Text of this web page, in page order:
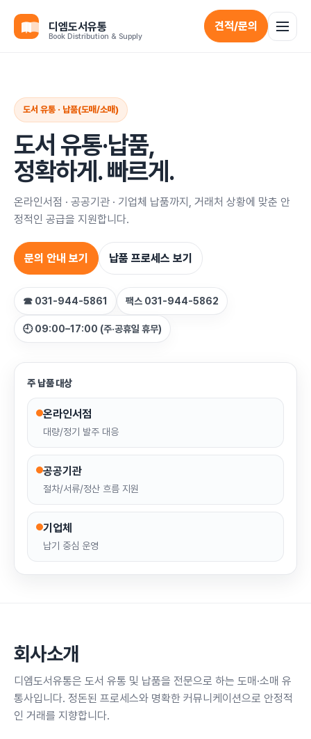
디엠도서유통
Book Distribution & Supply
견적/문의
도서 유통 · 납품(도매/소매)
도서 유통·납품,
정확하게. 빠르게.
온라인서점 · 공공기관 · 기업체 납품까지, 거래처 상황에 맞춘 안
정적인 공급을 지원합니다.
문의 안내 보기 납품 프로세스 보기
☎ 031-944-5861 팩스 031-944-5862
🕘 09:00–17:00 (주·공휴일 휴무)
주 납품 대상
온라인서점
대량/정기 발주 대응
공공기관
절차/서류/정산 흐름 지원
기업체
납기 중심 운영
회사소개
디엠도서유통은 도서 유통 및 납품을 전문으로 하는 도매·소매 유
통사입니다. 정돈된 프로세스와 명확한 커뮤니케이션으로 안정적
인 거래를 지향합니다.